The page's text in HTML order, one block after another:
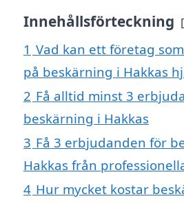
Innehållsförteckning
1 Vad kan ett företag
på beskärning i Hakkas
2 Få alltid minst 3
beskärning i Hakkas
3 Få 3 erbjudanden för
Hakkas från
4 Hur mycket kostar